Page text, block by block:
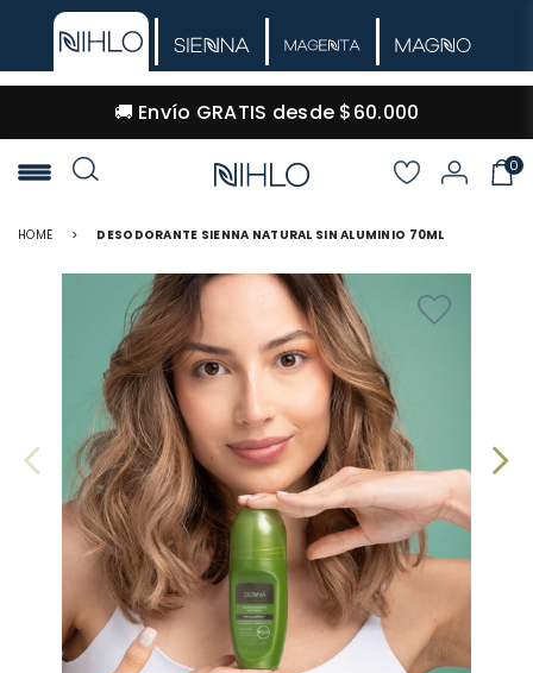
🚚 Envío GRATIS desde $60.000
NIHLO
0
HOME > DESODORANTE SIENNA NATURAL SIN ALUMINIO 70ML